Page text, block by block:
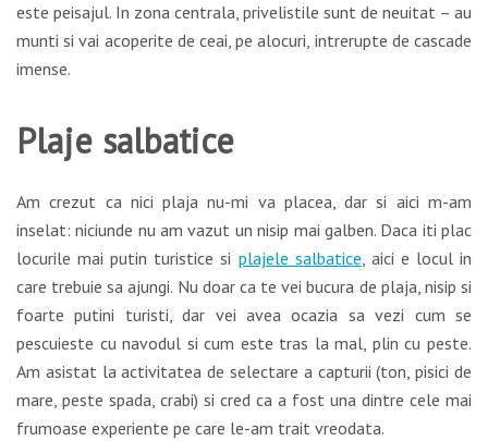
este peisajul. In zona centrala, privelistile sunt de neuitat – au
munti si vai acoperite de ceai, pe alocuri, intrerupte de cascade
imense.
Plaje salbatice
Am crezut ca nici plaja nu-mi va placea, dar si aici m-am
inselat: niciunde nu am vazut un nisip mai galben. Daca iti plac
locurile mai putin turistice si plajele salbatice, aici e locul in
care trebuie sa ajungi. Nu doar ca te vei bucura de plaja, nisip si
foarte putini turisti, dar vei avea ocazia sa vezi cum se
pescuieste cu navodul si cum este tras la mal, plin cu peste.
Am asistat la activitatea de selectare a capturii (ton, pisici de
mare, peste spada, crabi) si cred ca a fost una dintre cele mai
frumoase experiente pe care le-am trait vreodata.